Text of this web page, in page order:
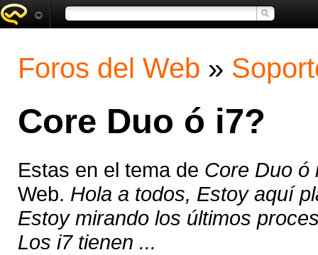
Foros del Web »
Core Duo ó i7?
Estas en el tema de Core Duo ó
Web. Hola a todos, Estoy aquí
Estoy mirando los últimos
Los i7 tienen ...